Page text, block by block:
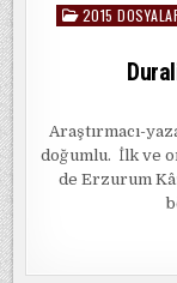
Posted
2015
Araştırmacı-
doğumlu. İlk ve
de Erzurum